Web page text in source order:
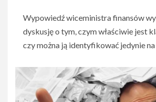
Wypowiedź wiceministra finansów
dyskusję o tym, czym właściwie jest
czy można ją identyfikować jedynie